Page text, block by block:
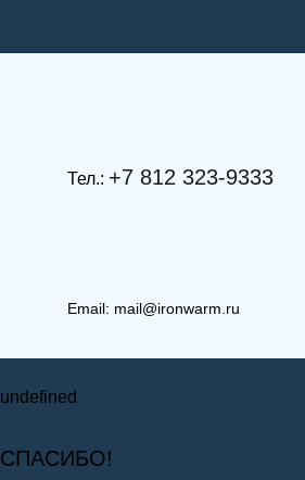
(РКВЛ) 21-600-2000
Тел.: +7 812 323-9333
Email: mail@ironwarm.ru
undefined
СПАСИБО!